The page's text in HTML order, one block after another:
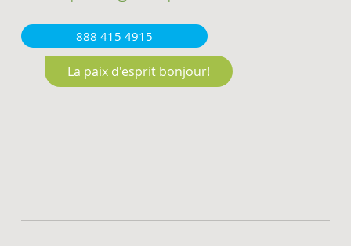
888 415 4915
La paix d'esprit bonjour!